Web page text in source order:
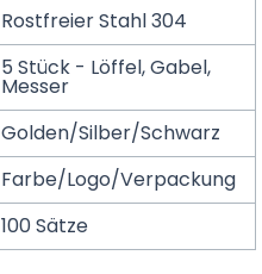
Rostfreier Stahl 304
5 Stück - Löffel, Gabel,
Messer
Golden/Silber/Schwarz
Farbe/Logo/Verpackung
100 Sätze